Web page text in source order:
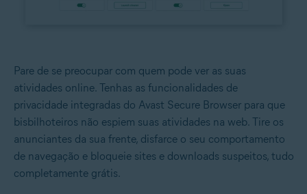
Pare de se preocupar com quem pode ver as suas
atividades online. Tenhas as funcionalidades de
privacidade integradas do Avast Secure Browser para que
bisbilhoteiros não espiem suas atividades na web. Tire os
anunciantes da sua frente, disfarce o seu comportamento
de navegação e bloqueie sites e downloads suspeitos, tudo
completamente grátis.